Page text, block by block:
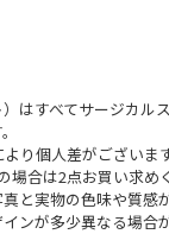
はすべてサージカ
り個人差がございま
場合は2点お買い求め
と実物の色味や質感
ンが多少異なる場合